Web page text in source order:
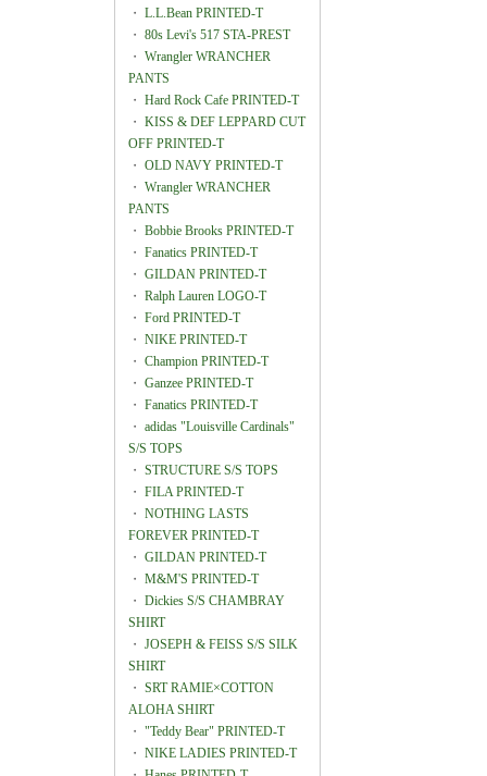
・ L.L.Bean PRINTED-T
・ 80s Levi's 517 STA-PREST
・ Wrangler WRANCHER
PANTS
・ Hard Rock Cafe PRINTED-T
・ KISS & DEF LEPPARD CUT
OFF PRINTED-T
・ OLD NAVY PRINTED-T
・ Wrangler WRANCHER
PANTS
・ Bobbie Brooks PRINTED-T
・ Fanatics PRINTED-T
・ GILDAN PRINTED-T
・ Ralph Lauren LOGO-T
・ Ford PRINTED-T
・ NIKE PRINTED-T
・ Champion PRINTED-T
・ Ganzee PRINTED-T
・ Fanatics PRINTED-T
・ adidas "Louisville Cardinals"
S/S TOPS
・ STRUCTURE S/S TOPS
・ FILA PRINTED-T
・ NOTHING LASTS
FOREVER PRINTED-T
・ GILDAN PRINTED-T
・ M&M'S PRINTED-T
・ Dickies S/S CHAMBRAY
SHIRT
・ JOSEPH & FEISS S/S SILK
SHIRT
・ SRT RAMIE×COTTON
ALOHA SHIRT
・ "Teddy Bear" PRINTED-T
・ NIKE LADIES PRINTED-T